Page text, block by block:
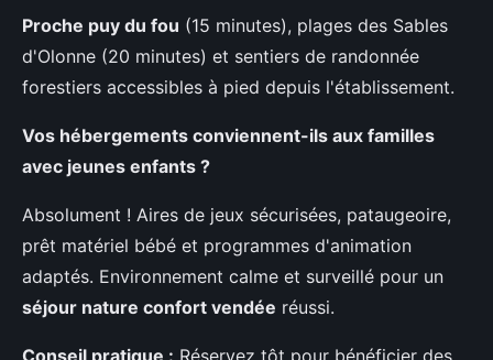
Proche puy du fou (15 minutes), plages des Sables
d'Olonne (20 minutes) et sentiers de randonnée
forestiers accessibles à pied depuis l'établissement.
Vos hébergements conviennent-ils aux familles
avec jeunes enfants ?
Absolument ! Aires de jeux sécurisées, pataugeoire,
prêt matériel bébé et programmes d'animation
adaptés. Environnement calme et surveillé pour un
séjour nature confort vendée réussi.